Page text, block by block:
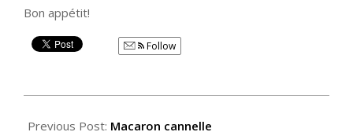
Bon appétit!
Follow
12-
Previous Post: Macaron cannelle